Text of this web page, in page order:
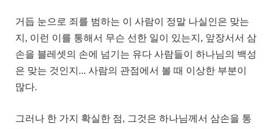
거듭 눈으로 죄를 범하는 이 사람이 정말 나실인은 맞는
지, 이런 이를 통해서 무슨 선한 일이 있는지, 앞장서서 삼
손을 블레셋의 손에 넘기는 유다 사람들이 하나님의 백성
은 맞는 것인지... 사람의 관점에서 볼 때 이상한 부분이
많다.
그러나 한 가지 확실한 점, 그것은 하나님께서 삼손을 통